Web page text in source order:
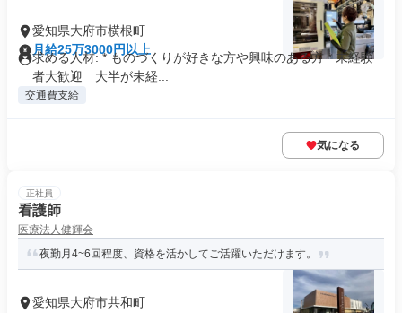
愛知県大府市横根町
月給25万3000円以上
求める人材: * ものづくりが好きな方や興味のある方 * 未経験
者大歓迎 大半が未経...
交通費支給
気になる
正社員
看護師
医療法人健輝会
夜勤月4~6回程度、資格を活かしてご活躍いただけます。
愛知県大府市共和町